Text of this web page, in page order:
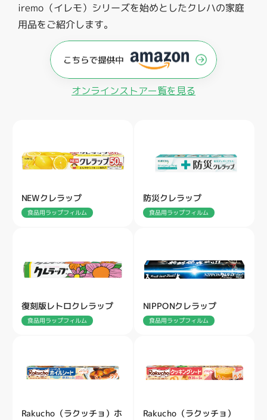
iremo（イレモ）シリーズを始めとしたクレハの家庭
用品をご紹介します。
オンラインストアー覧を見る
NEWクレラップ
食品用ラップフィルム
防災クレラップ
食品用ラップフィルム
復刻版レトロクレラップ
食品用ラップフィルム
NIPPONクレラップ
食品用ラップフィルム
Rakucho（ラクッチョ）ホ Rakucho（ラクッチョ）